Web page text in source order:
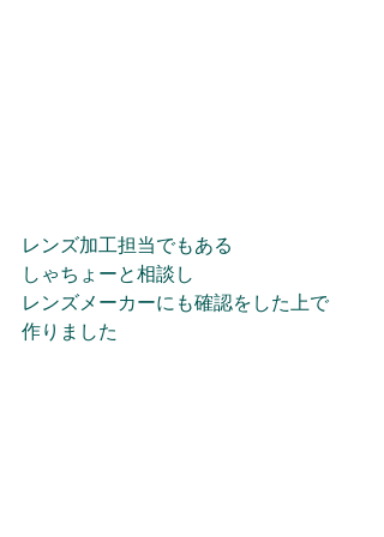
レンズ加工担当でもある
しゃちょーと相談し
レンズメーカーにも確認をした上で
作りました